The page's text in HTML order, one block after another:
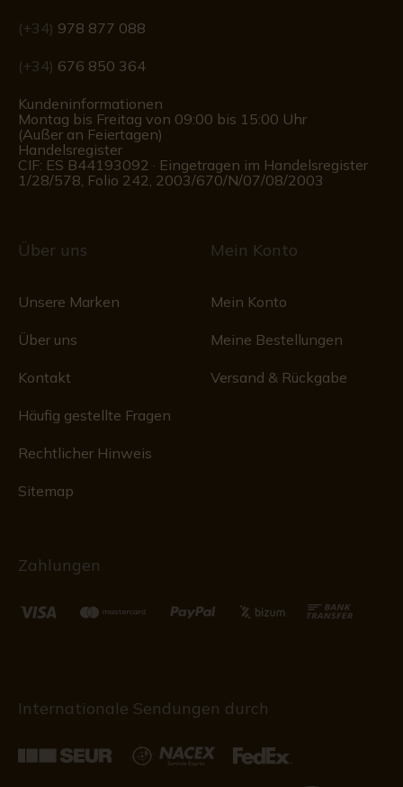
(+34) 978 877 088
(+34) 676 850 364
Kundeninformationen
Montag bis Freitag von 09:00 bis 15:00 Uhr
(Außer an Feiertagen)
Handelsregister
CIF: ES B44193092 · Eingetragen im Handelsregister
1/28/578, Folio 242, 2003/670/N/07/08/2003
Über uns
Unsere Marken
Über uns
Kontakt
Häufig gestellte Fragen
Rechtlicher Hinweis
Sitemap
Mein Konto
Mein Konto
Meine Bestellungen
Versand & Rückgabe
Zahlungen
Internationale Sendungen durch